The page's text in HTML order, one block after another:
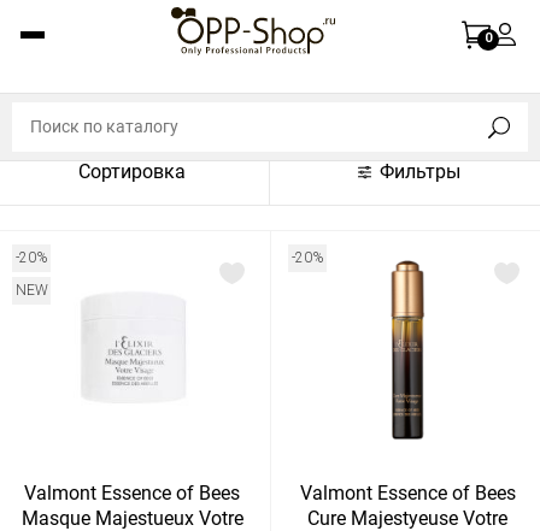
0
Сортировка Фильтры
По названию (A-Z)
По цене (по возрастанию)
По цене (по убыванию)
По популярности (по убыванию)
120
-20%
NEW
Valmont Essence of Bees
Masque Majestueux Votre
-20%
Valmont Essence of Bees
Cure Majestyeuse Votre